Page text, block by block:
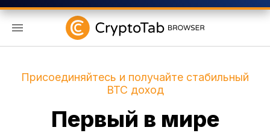
Присоединяйтесь и получайте стабильный
BTC доход
Первый в мире